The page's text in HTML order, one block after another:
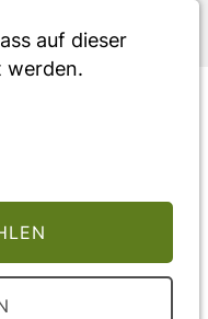
and
self-
auf dieser
werden.